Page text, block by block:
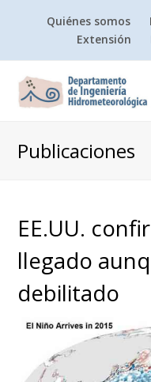
Quiénes somos
Extensión
Publicaciones
EE.UU.
llegado
debilitado